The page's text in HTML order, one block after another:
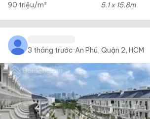
90 triệu/m² 5.1 x 15.8m
3 tháng trước·An Phú, Quận 2, HCM